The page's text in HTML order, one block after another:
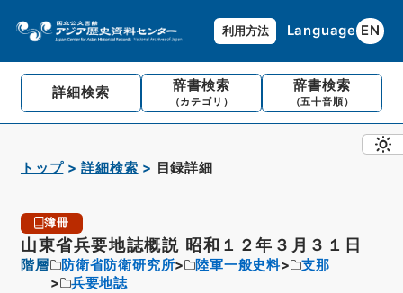
利用方法 Language EN
詳細検索 辞書検索
（カテゴリ）
辞書検索
（五十音順）
トップ 詳細検索 目録詳細
簿冊
山東省兵要地誌概説 昭和１２年３月３１日
階層 防衛省防衛研究所 陸軍一般史料
支那
兵要地誌